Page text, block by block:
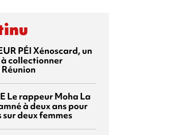
PÉIXénoscard, un
collectionner
Le rappeur Moha La
à deux ans pour
sur deux femmes